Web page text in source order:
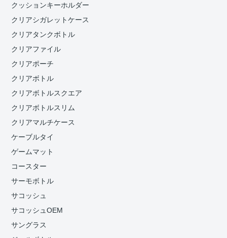
クッションキーホルダー
クリアシガレットケース
クリアタンクボトル
クリアファイル
クリアポーチ
クリアボトル
クリアボトルスクエア
クリアボトルスリム
クリアマルチケース
ケーブルタイ
ゲームマット
コースター
サーモボトル
サコッシュ
サコッシュOEM
サングラス